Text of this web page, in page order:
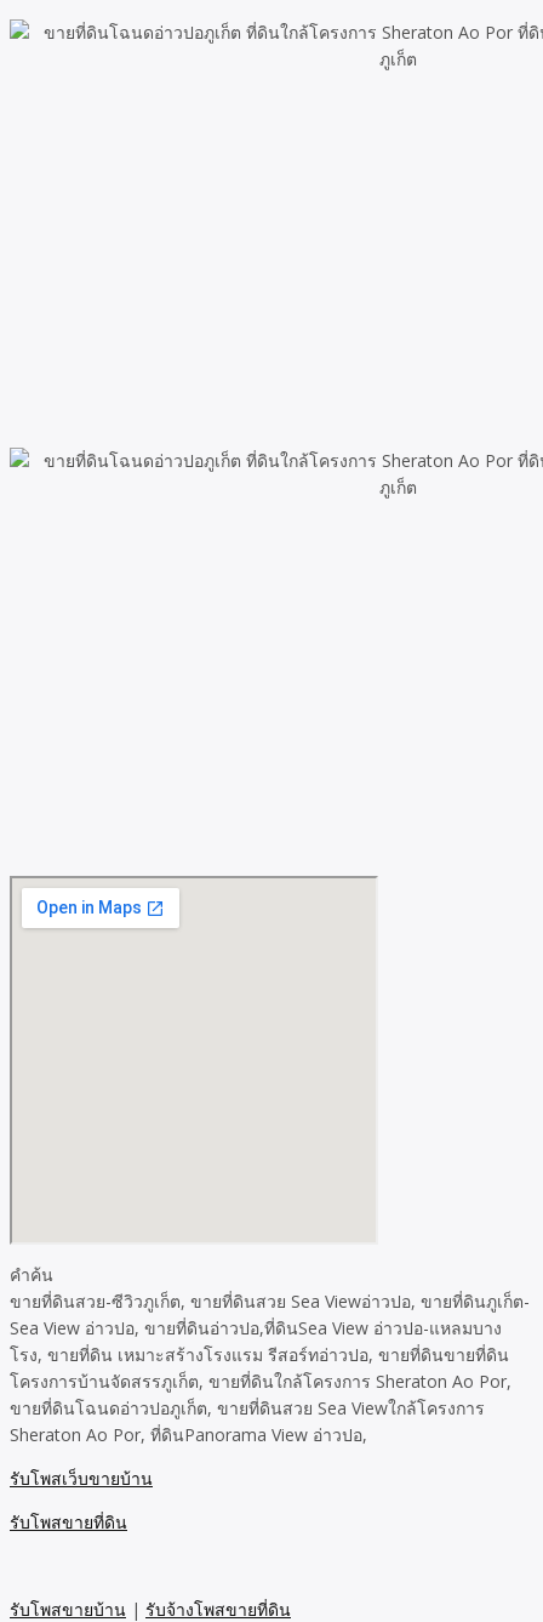
คำค้น
ขายที่ดินสวย-ซีวิวภูเก็ต, ขายที่ดินสวย Sea Viewอ่าวปอ, ขายที่ดินภูเก็ต-
Sea View อ่าวปอ, ขายที่ดินอ่าวปอ,ที่ดินSea View อ่าวปอ-แหลมบาง
โรง, ขายที่ดิน เหมาะสร้างโรงแรม รีสอร์ทอ่าวปอ, ขายที่ดินขายที่ดิน
โครงการบ้านจัดสรรภูเก็ต, ขายที่ดินใกล้โครงการ Sheraton Ao Por,
ขายที่ดินโฉนดอ่าวปอภูเก็ต, ขายที่ดินสวย Sea Viewใกล้โครงการ
Sheraton Ao Por, ที่ดินPanorama View อ่าวปอ,
รับโพสเว็บขายบ้าน
รับโพสขายที่ดิน
รับโพสขายบ้าน | รับจ้างโพสขายที่ดิน